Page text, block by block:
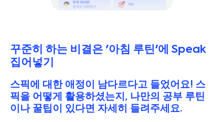
꾸준히 하는 비결은 '아침 루틴'에 Speak
집어넣기
스픽에 대한 애정이 남다르다고 들었어요! 스
픽을 어떻게 활용하셨는지, 나만의 공부 루틴
이나 꿀팁이 있다면 자세히 들려주세요.